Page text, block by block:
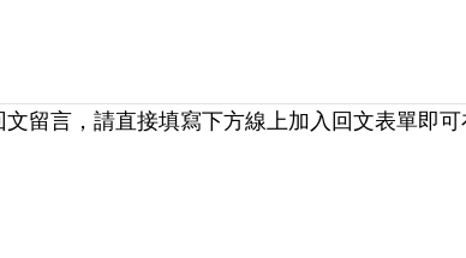
文留言，請直接填寫下方線上加入回文表單即